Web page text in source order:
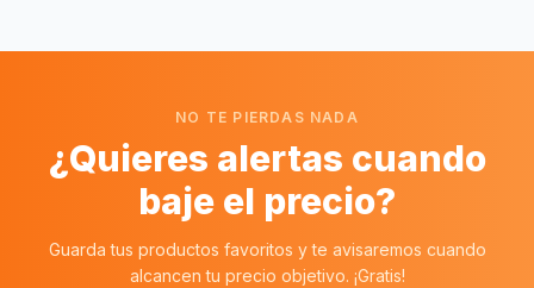
NO TE PIERDAS NADA
¿Quieres alertas cuando
baje el precio?
Guarda tus productos favoritos y te avisaremos cuando
alcancen tu precio objetivo. ¡Gratis!